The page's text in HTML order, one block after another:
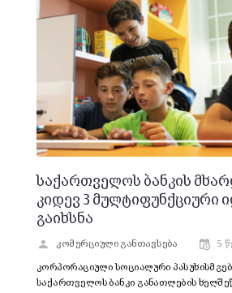
საქართველოს ბანკის
კიდევ 3 მულტიფუნქციური
გაიხსნა
კომერციული განთავსება 5
კორპორაციული სოციალური
საქართველოს ბანკი განათლების